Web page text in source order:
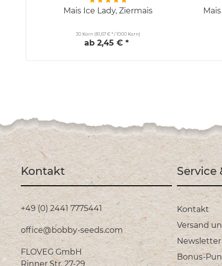
Mais Ice Lady, Ziermais
30 Korn (81,67 € * / 1000 Korn)
ab 2,45 € *
Kontakt
+49 (0) 2441 7775441
office@bobby-seeds.com
FLOVEG GmbH
Rinner Str. 27-29
Service
Kontakt
Versand
Newsletter
Bonus-